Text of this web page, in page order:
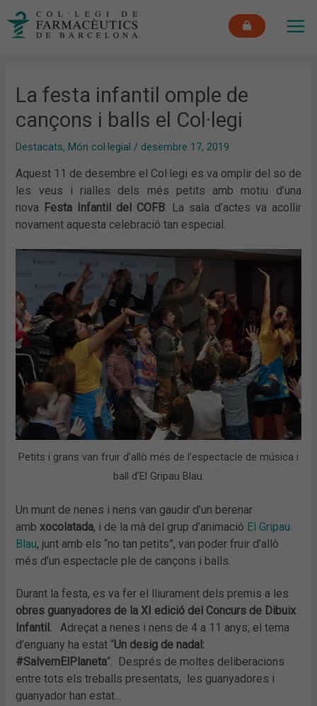
La festa infantil omple de
cançons i balls el Col·legi
Destacats, Món col·legial / desembre 17, 2019
Aquest 11 de desembre el Col·legi es va omplir del so de
les veus i rialles dels més petits amb motiu d’una
nova
Festa Infantil del COFB. La sala d’actes va acollir
novament aquesta celebració tan especial.
Petits i grans van fruir d’allò més de l’espectacle de música i
ball d’El Gripau Blau.
Un munt de nenes i nens van gaudir d’un berenar
ambxocolatada, i de la mà del grup d’animació El Gripau
Blau, junt amb els “no tan petits”, van poder fruir d’allò
més d’un espectacle ple de cançons i balls.
Durant la festa, es va fer el lliurament dels premis a les
obres guanyadores de la XI edició del Concurs de Dibuix
Infantil.
Adreçat a nenes i nens de 4 a 11 anys, el tema
d’enguany ha estat “Un desig de nadal:
#SalvemElPlaneta“. Després de moltes deliberacions
entre tots els treballs presentats, les guanyadores i
guanyador han estat…